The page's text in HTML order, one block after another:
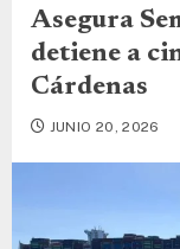
Asegura
detiene a
Cárdenas
JUNIO 20, 2026